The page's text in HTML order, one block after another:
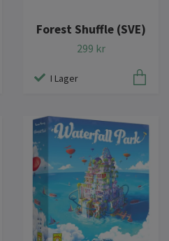
Forest Shuffle (SVE)
299 kr
I Lager